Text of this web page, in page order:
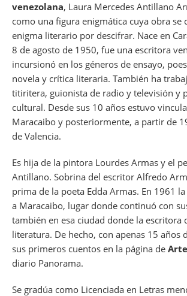
k
venezolana, Laura Mercedes Antillano
como una figura enigmática cuya obra se
enigma literario por descifrar. Nace en
8 de agosto de 1950, fue una escritora
incursionó en los géneros de ensayo,
novela y crítica literaria. También ha
titiritera, guionista de radio y televisión y
cultural. Desde sus 10 años estuvo
Maracaibo y posteriormente, a partir de
de Valencia.
Es hija de la pintora Lourdes Armas y el
Antillano. Sobrina del escritor Alfredo
prima de la poeta Edda Armas. En 1961
a Maracaibo, lugar donde continuó con
también en esa ciudad donde la escritora
literatura. De hecho, con apenas 15 años
sus primeros cuentos en la página de
diario Panorama.
Se gradúa como Licenciada en Letras